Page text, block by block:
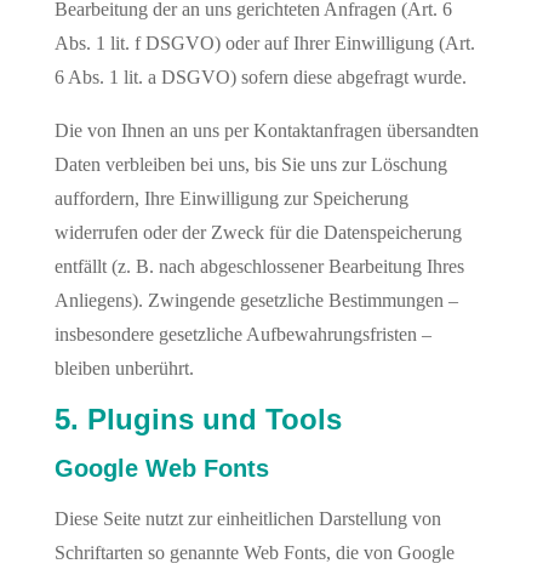
Bearbeitung der an uns gerichteten Anfragen (Art. 6
Abs. 1 lit. f DSGVO) oder auf Ihrer Einwilligung (Art.
6 Abs. 1 lit. a DSGVO) sofern diese abgefragt wurde.
Die von Ihnen an uns per Kontaktanfragen übersandten
Daten verbleiben bei uns, bis Sie uns zur Löschung
auffordern, Ihre Einwilligung zur Speicherung
widerrufen oder der Zweck für die Datenspeicherung
entfällt (z. B. nach abgeschlossener Bearbeitung Ihres
Anliegens). Zwingende gesetzliche Bestimmungen –
insbesondere gesetzliche Aufbewahrungsfristen –
bleiben unberührt.
5. Plugins und Tools
Google Web Fonts
Diese Seite nutzt zur einheitlichen Darstellung von
Schriftarten so genannte Web Fonts, die von Google